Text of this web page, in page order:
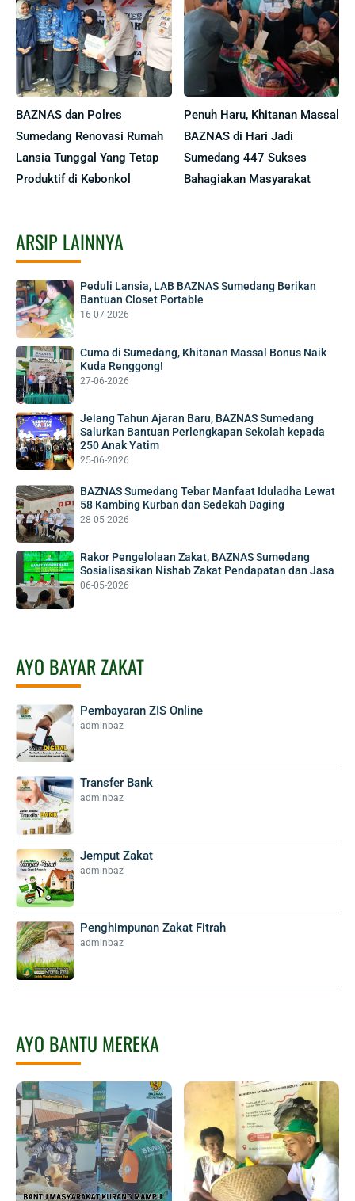
BAZNAS dan Polres
Sumedang Renovasi Rumah
Lansia Tunggal Yang Tetap
Produktif di Kebonkol
Penuh Haru, Khitanan Massal
BAZNAS di Hari Jadi
Sumedang 447 Sukses
Bahagiakan Masyarakat
ARSIP LAINNYA
Peduli Lansia, LAB BAZNAS Sumedang Berikan
Bantuan Closet Portable
16-07-2026
Cuma di Sumedang, Khitanan Massal Bonus Naik
Kuda Renggong!
27-06-2026
Jelang Tahun Ajaran Baru, BAZNAS Sumedang
Salurkan Bantuan Perlengkapan Sekolah kepada
250 Anak Yatim
25-06-2026
BAZNAS Sumedang Tebar Manfaat Iduladha Lewat
58 Kambing Kurban dan Sedekah Daging
28-05-2026
Rakor Pengelolaan Zakat, BAZNAS Sumedang
Sosialisasikan Nishab Zakat Pendapatan dan Jasa
06-05-2026
AYO BAYAR ZAKAT
Pembayaran ZIS Online
adminbaz
Transfer Bank
adminbaz
Jemput Zakat
adminbaz
Penghimpunan Zakat Fitrah
adminbaz
AYO BANTU MEREKA